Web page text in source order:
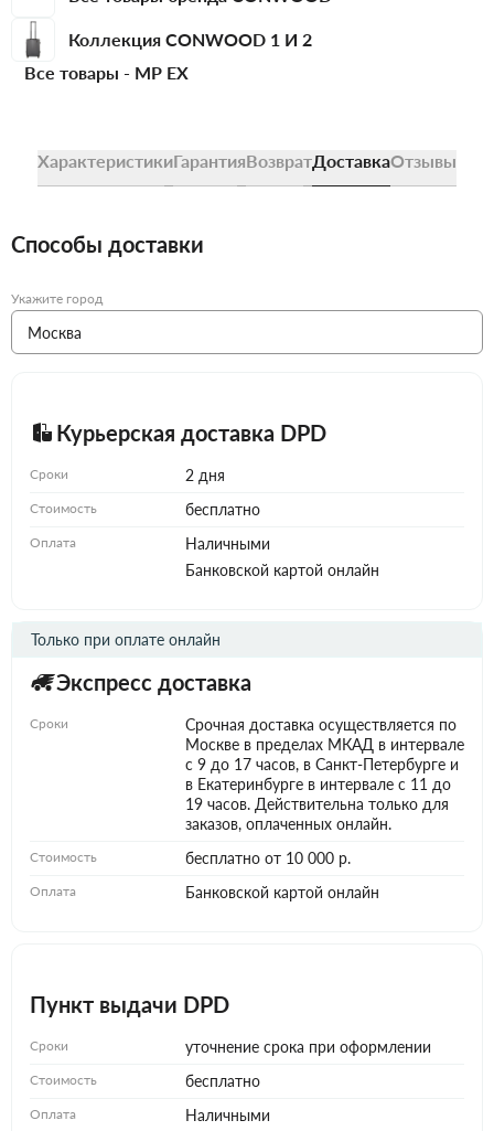
Коллекция CONWOOD 1 И 2
Все товары - MP EX
ХарактеристикиГарантияВозвратДоставкаОтзывы
Способы доставки
Укажите город
Курьерская доставка DPD
Сроки 2 дня
Стоимость бесплатно
Оплата
Наличными
Банковской картой онлайн
Экспресс доставка
Только при оплате онлайн
Сроки
Срочная доставка осуществляется по
Москве в пределах МКАД в интервале
с 9 до 17 часов, в Санкт-Петербурге и
в Екатеринбурге в интервале с 11 до
19 часов. Действительна только для
заказов, оплаченных онлайн.
Стоимость бесплатно от 10 000 р.
Оплата Банковской картой онлайн
Пункт выдачи DPD
Сроки уточнение срока при оформлении
Стоимость бесплатно
Оплата Наличными